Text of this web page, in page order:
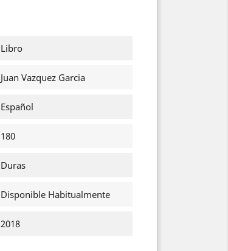
Libro
Juan Vazquez Garcia
Español
180
Duras
Disponible Habitualmente
2018